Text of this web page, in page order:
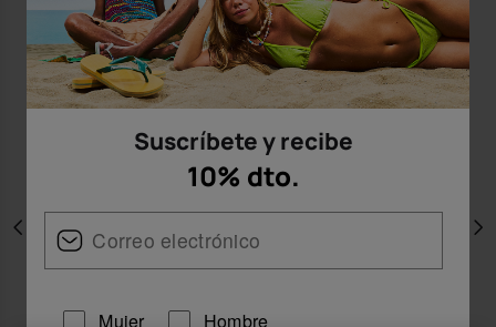
Anterior
Suscríbete y recibe
10% dto.
Mujer Hombre